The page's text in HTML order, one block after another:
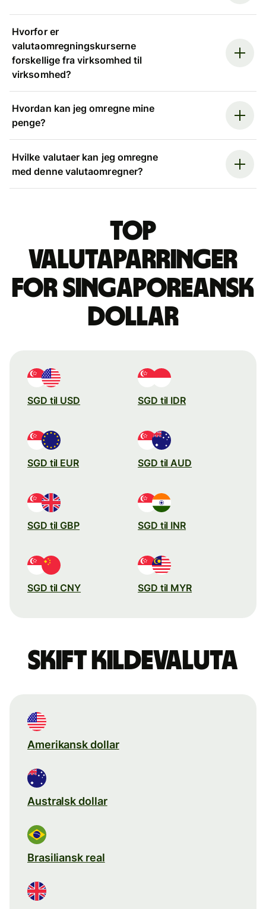
Hvorfor er
valutaomregningskurserne
forskellige fra virksomhed til
virksomhed?
Hvordan kan jeg omregne mine
penge?
Hvilke valutaer kan jeg omregne
med denne valutaomregner?
Top
valutaparringer
for singaporeansk
dollar
SGD til USD SGD til IDR
SGD til EUR SGD til AUD
SGD til GBP SGD til INR
SGD til CNY SGD til MYR
Skift kildevaluta
Amerikansk dollar
Australsk dollar
Brasiliansk real